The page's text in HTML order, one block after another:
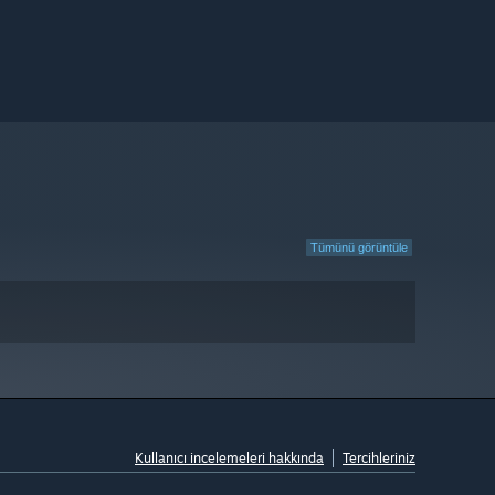
Tümünü görüntüle
Kullanıcı incelemeleri hakkında Tercihleriniz